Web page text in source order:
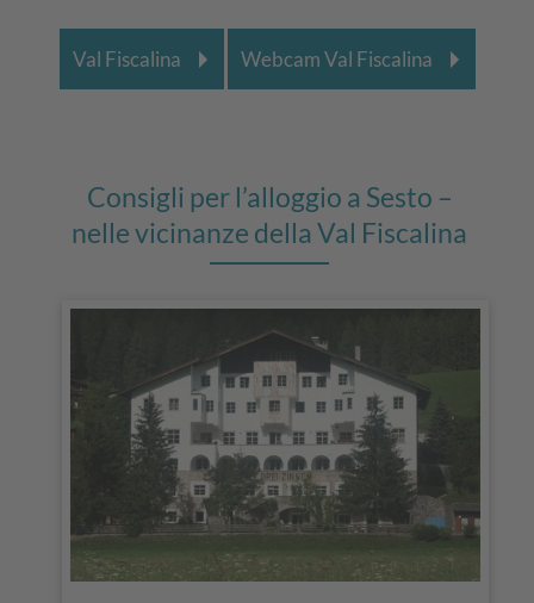
Val Fiscalina Webcam Val Fiscalina
Consigli per l’alloggio a Sesto –
nelle vicinanze della Val Fiscalina